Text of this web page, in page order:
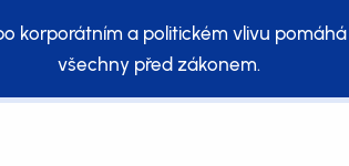
korporátním a politickém vlivu
všechny před zákonem.